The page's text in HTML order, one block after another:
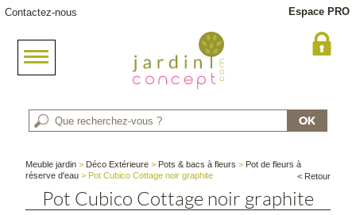
Contactez-nous Espace PRO
Meuble jardin > Déco Extérieure > Pots & bacs à fleurs > Pot de fleurs à
réserve d'eau > Pot Cubico Cottage noir graphite < Retour
Pot Cubico Cottage noir graphite